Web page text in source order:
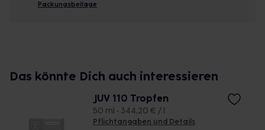
Packungsbeilage
Das könnte Dich auch interessieren
JUV 110 Tropfen
50 ml • 344,20 € / l
Pflichtangaben und Details